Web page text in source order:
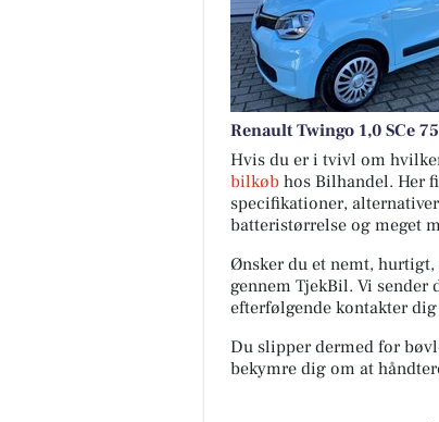
Renault Twingo 1,0 SCe
Hvis du er i tvivl om
bilkøb hos Bilhandel. Her
specifikationer,
batteristørrelse og meget
Ønsker du et nemt,
gennem TjekBil. Vi
efterfølgende kontakter
Du slipper dermed for
bekymre dig om at